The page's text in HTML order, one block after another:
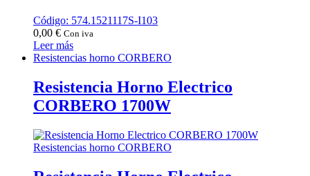
Código: 574.1521117S-I103
0,00 € Con iva
Leer más
Resistencias horno CORBERO
Resistencia Horno Electrico
CORBERO 1700W
Resistencias horno CORBERO